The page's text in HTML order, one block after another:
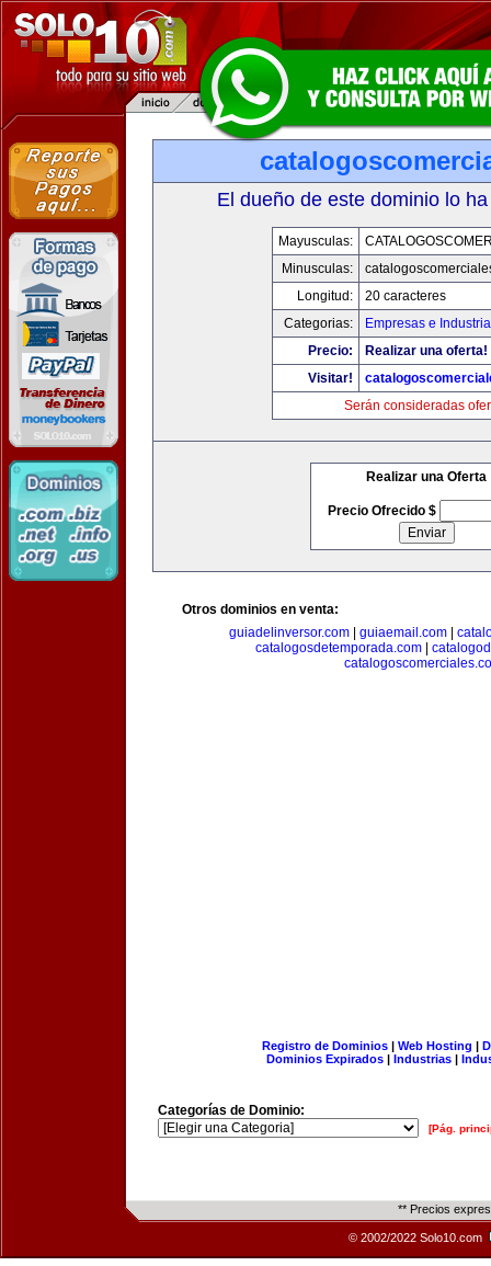
El dueño de este dominio lo
Mayusculas:
Minusculas:
Longitud:
20 caracteres
Categorias:
Empresas e
Precio:
Realizar una oferta!
Visitar!
Serán consideradas
Realizar una Oferta
Precio Ofrecido $
Otros dominios en venta:
guiadelinversor.com| guiaemail.com|
catalogosdetemporada.com|
Registro de Dominios| Web Hosting |
Dominios Expirados | Industrias |
Categorías de Dominio:
[Pág.
** Precios
© 2002/2022 Solo10.com